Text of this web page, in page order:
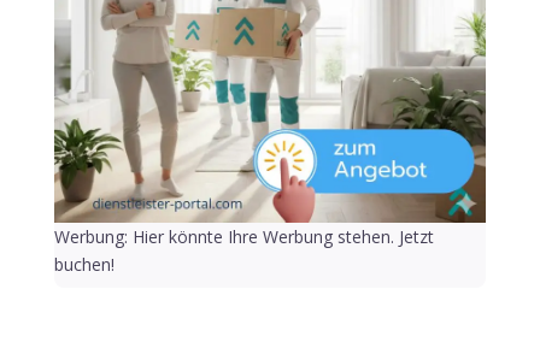
Werbung: Hier könnte Ihre Werbung stehen. Jetzt
buchen!